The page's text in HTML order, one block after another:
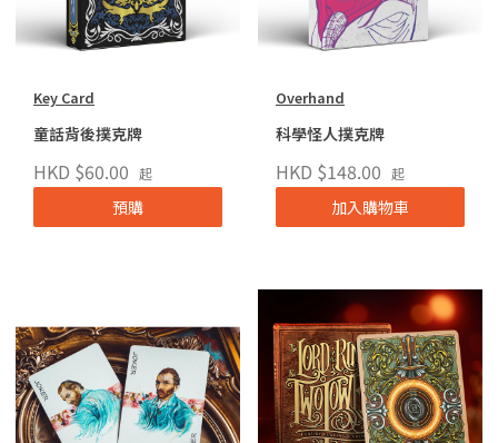
Key Card
童話背後撲克牌
HKD $60.00 起
預購
Overhand
科學怪人撲克牌
HKD $148.00 起
加入購物車